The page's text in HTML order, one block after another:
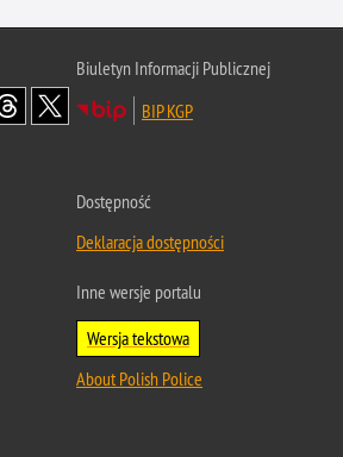
Biuletyn Informacji Publicznej
BIP KGP
Dostępność
Deklaracja dostępności
Inne wersje portalu
Wersja tekstowa
About Polish Police